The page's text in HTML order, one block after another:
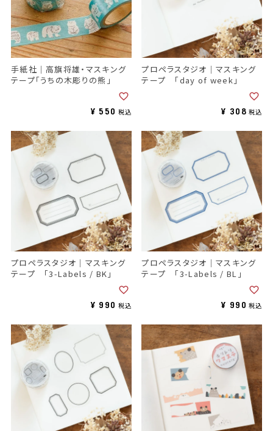
手紙社｜高旗将雄・マスキング
テープ「うちの木彫りの熊」
¥ 550 税込
プロペラスタジオ｜マスキング
テープ 「day of week」
¥ 308 税込
プロペラスタジオ｜マスキング
テープ 「3-Labels / BK」
¥ 990 税込
プロペラスタジオ｜マスキング
テープ 「3-Labels / BL」
¥ 990 税込